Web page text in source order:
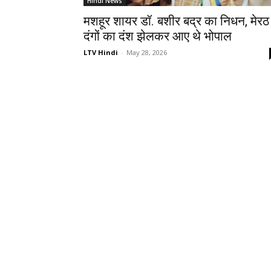
मशहूर शायर डॉ. बशीर बद्र का निधन, मेरठ
दंगों का दंश झेलकर आए थे भोपाल
LTV Hindi - May 28, 2026